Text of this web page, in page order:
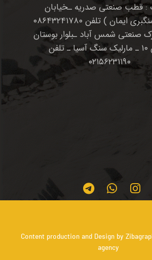
: قطب صنعتی صدریه ـخیابان
صنعتی شمس آباد ـبلوار بوستان
ـگلبن ۱۰ ـ مارلیک سنگ آسیا ـ تلفن
۰۲۱۵۶۲۳۱۱۹۰
Content production and Design by
agency